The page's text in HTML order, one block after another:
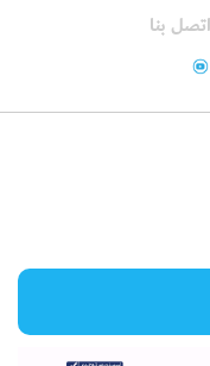
اتصل بنا